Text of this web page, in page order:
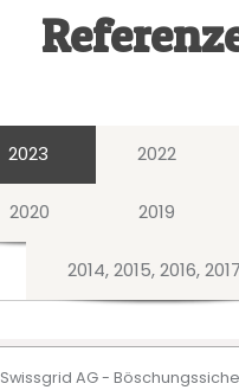
2023 2022
2020 2019
2014, 2015, 2016, 2017
Swissgrid AG -